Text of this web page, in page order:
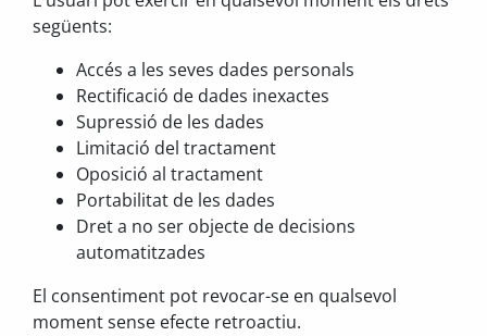
següents:
Accés a les seves dades personals
Rectificació de dades inexactes
Supressió de les dades
Limitació del tractament
Oposició al tractament
Portabilitat de les dades
Dret a no ser objecte de decisions
automatitzades
El consentiment pot revocar-se en qualsevol
moment sense efecte retroactiu.